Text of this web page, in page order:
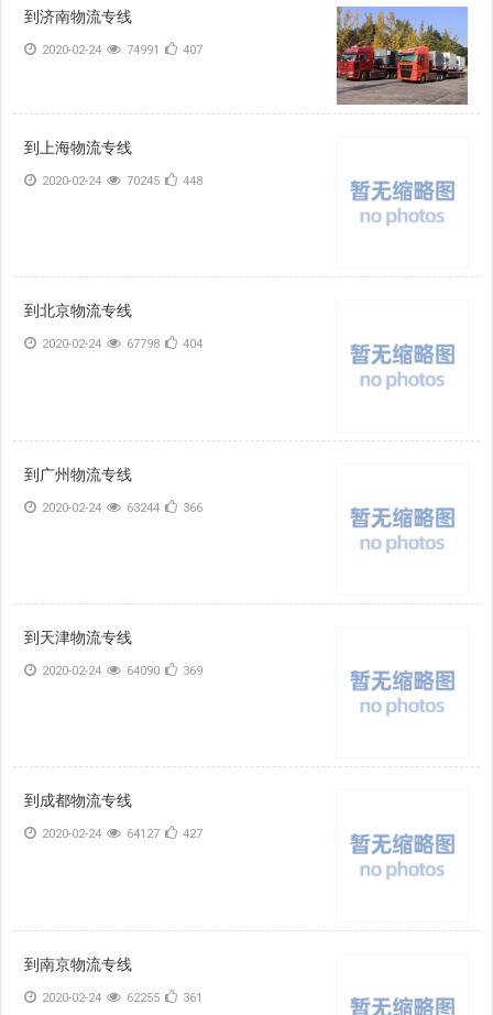
到济南物流专线
2020-02-24 74991 407
到上海物流专线
2020-02-24 70245 448
到北京物流专线
2020-02-24 67798 404
到广州物流专线
2020-02-24 63244 366
到天津物流专线
2020-02-24 64090 369
到成都物流专线
2020-02-24 64127 427
到南京物流专线
2020-02-24 62255 361